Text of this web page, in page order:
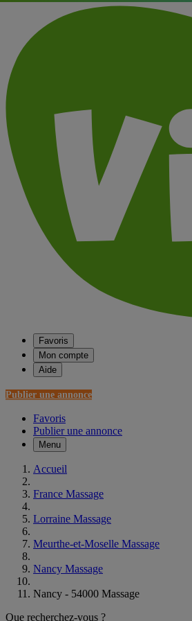
Favoris
Mon compte
Aide
Publier une annonce
Favoris
Publier une annonce
Menu
Accueil
France Massage
Lorraine Massage
Meurthe-et-Moselle Massage
Nancy Massage
Nancy - 54000 Massage
Que recherchez-vous ?